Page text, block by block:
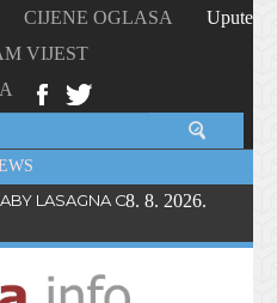
CIJENE OGLASA
VIJEST
Upute
LASAGNA OBJAVIO NOVI
8. 8. 2026.